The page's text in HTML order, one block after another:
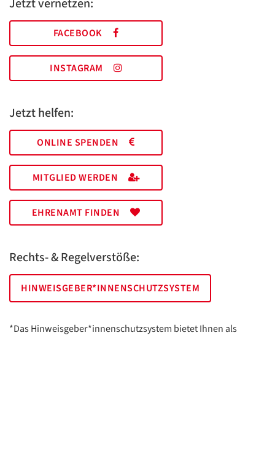
Jetzt vernetzen:
FACEBOOK
INSTAGRAM
Jetzt helfen:
ONLINE SPENDEN
MITGLIED WERDEN
EHRENAMT FINDEN
Rechts- & Regelverstöße:
HINWEISGEBER*INNENSCHUTZSYSTEM
*Das Hinweisgeber*innenschutzsystem bietet Ihnen als